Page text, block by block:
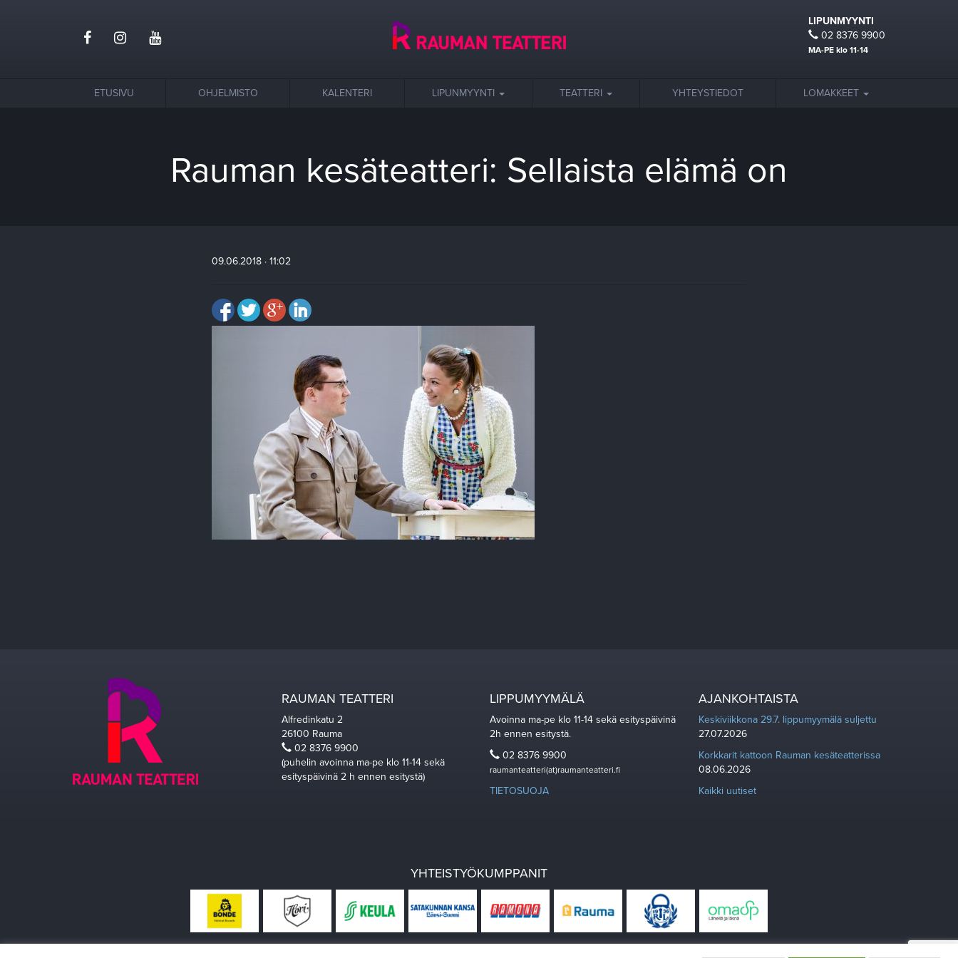
LIPUNMYYNTI
02 8376 9900
MA-PE klo 11-14
ETUSIVU OHJELMISTO KALENTERI LIPUNMYYNTI TEATTERI YHTEYSTIEDOT LOMAKKEET
Rauman kesäteatteri: Sellaista elämä on
09.06.2018 · 11:02
RAUMAN TEATTERI
Alfredinkatu 2
26100 Rauma
02 8376 9900
(puhelin avoinna ma-pe klo 11-14 sekä
esityspäivinä 2 h ennen esitystä)
LIPPUMYYMÄLÄ
Avoinna ma-pe klo 11-14 sekä esityspäivinä
2h ennen esitystä.
02 8376 9900
raumanteatteri(at)raumanteatteri.fi
TIETOSUOJA
AJANKOHTAISTA
Keskiviikkona 29.7. lippumyymälä suljettu
27.07.2026
Korkkarit kattoon Rauman kesäteatterissa
08.06.2026
Kaikki uutiset
YHTEISTYÖKUMPPANIT